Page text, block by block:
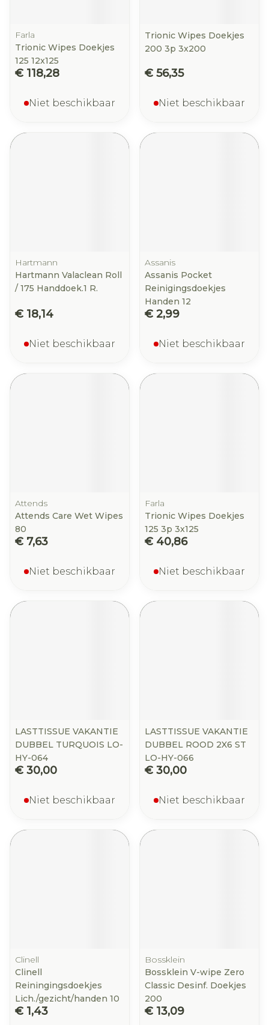
Farla
Trionic Wipes Doekjes
125 12x125
€ 118,28
Niet beschikbaar
Trionic Wipes Doekjes
200 3p 3x200
€ 56,35
Niet beschikbaar
Hartmann
Hartmann Valaclean Roll
/ 175 Handdoek.1 R.
€ 18,14
Niet beschikbaar
Assanis
Assanis Pocket
Reinigingsdoekjes
Handen 12
€ 2,99
Niet beschikbaar
Attends
Attends Care Wet Wipes
80
€ 7,63
Niet beschikbaar
Farla
Trionic Wipes Doekjes
125 3p 3x125
€ 40,86
Niet beschikbaar
LASTTISSUE VAKANTIE
DUBBEL TURQUOIS LO-
HY-064
€ 30,00
Niet beschikbaar
LASTTISSUE VAKANTIE
DUBBEL ROOD 2X6 ST
LO-HY-066
€ 30,00
Niet beschikbaar
Clinell
Clinell
Reiningingsdoekjes
Lich./gezicht/handen 10
€ 1,43
Bossklein
Bossklein V-wipe Zero
Classic Desinf. Doekjes
200
€ 13,09